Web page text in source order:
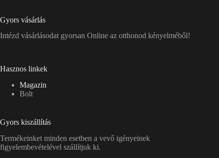
Gyors vásárlás
Intézd vásárlásodat gyorsan Online az otthonod kényelméből!
Hasznos linkek
Magazin
Bolt
Gyors kiszállítás
Termékeinket minden esetben a vevő igényeinek
figyelembevételével szállítjuk ki.